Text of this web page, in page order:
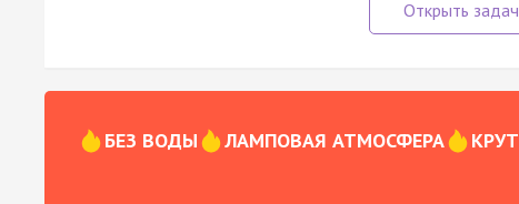
БЕЗ ВОДЫ ЛАМПОВАЯ АТМОСФЕРА